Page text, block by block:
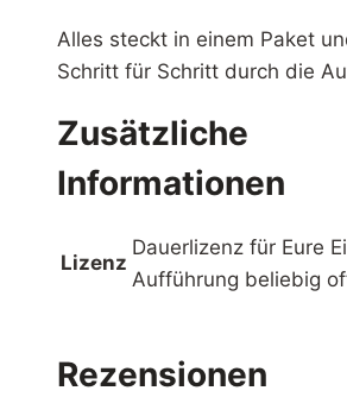
Alles steckt in einem Paket
Schritt für Schritt durch die
Zusätzliche
Informationen
Lizenz
Dauerlizenz für Eure
Aufführung beliebig
Rezensionen